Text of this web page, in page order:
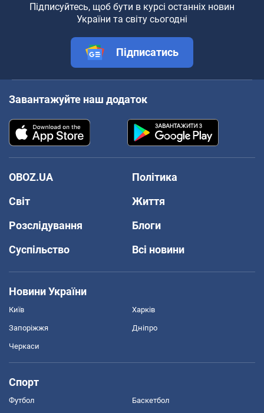
Підписуйтесь, щоб бути в курсі останніх новин
України та світу сьогодні
Підписатись
Завантажуйте наш додаток
OBOZ.UA
Політика
Світ
Життя
Розслідування
Блоги
Суспільство
Всі новини
Новини України
Київ Харків
Запоріжжя Дніпро
Черкаси
Спорт
Футбол Баскетбол